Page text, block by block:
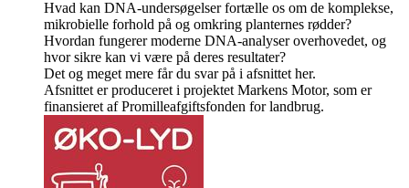
Hvad kan DNA-undersøgelser fortælle os om de komplekse,
mikrobielle forhold på og omkring planternes rødder?
Hvordan fungerer moderne DNA-analyser overhovedet, og
hvor sikre kan vi være på deres resultater?
Det og meget mere får du svar på i afsnittet her.
Afsnittet er produceret i projektet Markens Motor, som er
finansieret af Promilleafgiftsfonden for landbrug.